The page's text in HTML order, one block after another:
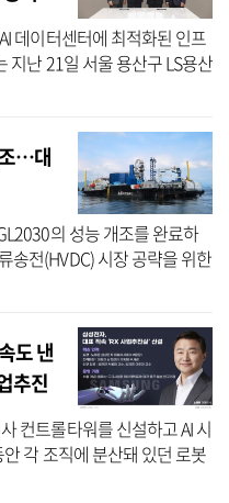
데이터센터에 최적화된 인프
지난 21일 서울 용산구 LS용산
동 개발 및 경쟁력 강화를 위
…대
의 성능 개조를 완료하
송전(HVDC) 시장 공략을 위한
GL2030의 케이블 적재 용량
도 낸
추진
컨트롤타워를 신설하고 AI 시
각 조직에 분산돼 있던 로봇
업화 까지 아우르는 체계를